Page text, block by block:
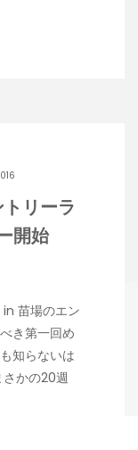
リーラ
開始
in 苗場のエン
き第一回め
知らないは
かの20週